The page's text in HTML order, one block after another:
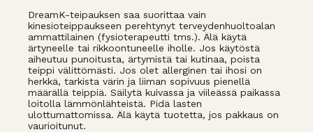
DreamK-teipauksen saa suorittaa vain
kinesioteippaukseen perehtynyt terveydenhuoltoalan
ammattilainen (fysioterapeutti tms.). Älä käytä
ärtyneelle tai rikkoontuneelle iholle. Jos käytöstä
aiheutuu punoitusta, ärtymistä tai kutinaa, poista
teippi välittömästi. Jos olet allerginen tai ihosi on
herkkä, tarkista värin ja liiman sopivuus pienellä
määrällä teippiä. Säilytä kuivassa ja viileässä paikassa
loitolla lämmönlähteistä. Pidä lasten
ulottumattomissa. Älä käytä tuotetta, jos pakkaus on
vaurioitunut.